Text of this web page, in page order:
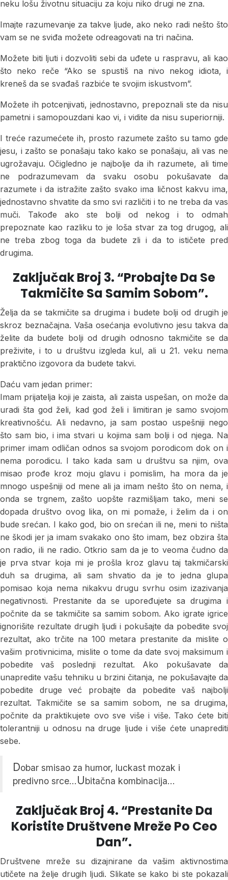
neku lošu životnu situaciju za koju niko drugi ne zna.
Imajte razumevanje za takve ljude, ako neko radi nešto što
vam se ne sviđa možete odreagovati na tri načina.
Možete biti ljuti i dozvoliti sebi da uđete u raspravu, ali kao
što neko reče “Ako se spustiš na nivo nekog idiota, i
kreneš da se svađaš razbiće te svojim iskustvom”.
Možete ih potcenjivati, jednostavno, prepoznali ste da nisu
pametni i samopouzdani kao vi, i vidite da nisu superiorniji.
I treće razumećete ih, prosto razumete zašto su tamo gde
jesu, i zašto se ponašaju tako kako se ponašaju, ali vas ne
ugrožavaju. Očigledno je najbolje da ih razumete, ali time
ne podrazumevam da svaku osobu pokušavate da
razumete i da istražite zašto svako ima ličnost kakvu ima,
jednostavno shvatite da smo svi različiti i to ne treba da vas
muči. Takođe ako ste bolji od nekog i to odmah
prepoznate kao razliku to je loša stvar za tog drugog, ali
ne treba zbog toga da budete zli i da to ističete pred
drugima.
Zaključak Broj 3. “Probajte Da Se
Takmičite Sa Samim Sobom”.
Želja da se takmičite sa drugima i budete bolji od drugih je
skroz beznačajna. Vaša osećanja evolutivno jesu takva da
želite da budete bolji od drugih odnosno takmičite se da
preživite, i to u društvu izgleda kul, ali u 21. veku nema
praktično izgovora da budete takvi.
Daću vam jedan primer:
Imam prijatelja koji je zaista, ali zaista uspešan, on može da
uradi šta god želi, kad god želi i limitiran je samo svojom
kreativnošću. Ali nedavno, ja sam postao uspešniji nego
što sam bio, i ima stvari u kojima sam bolji i od njega. Na
primer imam odličan odnos sa svojom porodicom dok on i
nema porodicu. I tako kada sam u društvu sa njim, ova
misao prođe kroz moju glavu i pomislim, ha mora da je
mnogo uspešniji od mene ali ja imam nešto što on nema, i
onda se trgnem, zašto uopšte razmišljam tako, meni se
dopada društvo ovog lika, on mi pomaže, i želim da i on
bude srećan. I kako god, bio on srećan ili ne, meni to ništa
ne škodi jer ja imam svakako ono što imam, bez obzira šta
on radio, ili ne radio. Otkrio sam da je to veoma čudno da
je prva stvar koja mi je prošla kroz glavu taj takmičarski
duh sa drugima, ali sam shvatio da je to jedna glupa
pomisao koja nema nikakvu drugu svrhu osim izazivanja
negativnosti. Prestanite da se upoređujete sa drugima i
počnite da se takmičite sa samim sobom. Ako igrate igrice
ignorišite rezultate drugih ljudi i pokušajte da pobedite svoj
rezultat, ako trčite na 100 metara prestanite da mislite o
vašim protivnicima, mislite o tome da date svoj maksimum i
pobedite vaš poslednji rezultat. Ako pokušavate da
unapredite vašu tehniku u brzini čitanja, ne pokušavajte da
pobedite druge već probajte da pobedite vaš najbolji
rezultat. Takmičite se sa samim sobom, ne sa drugima,
počnite da praktikujete ovo sve više i više. Tako ćete biti
tolerantniji u odnosu na druge ljude i više ćete unaprediti
sebe.
Dobar smisao za humor, luckast mozak i
predivno srce…Ubitačna kombinacija…
Zaključak Broj 4. “Prestanite Da
Koristite Društvene Mreže Po Ceo
Dan”.
Društvene mreže su dizajnirane da vašim aktivnostima
utičete na želje drugih ljudi. Slikate se kako bi ste pokazali